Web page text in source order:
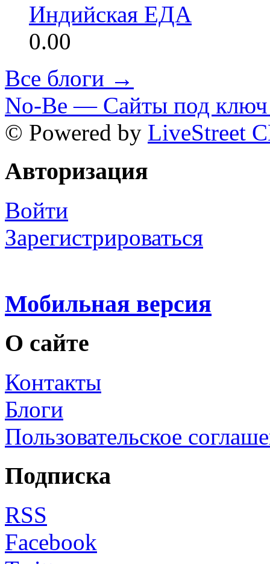
Индийская ЕДА
0.00
Все блоги →
No-Be — Сайты под ключ
© Powered by LiveStreet
Авторизация
Войти
Зарегистрироваться
Мобильная версия
О сайте
Контакты
Блоги
Пользовательское
Подписка
RSS
Facebook